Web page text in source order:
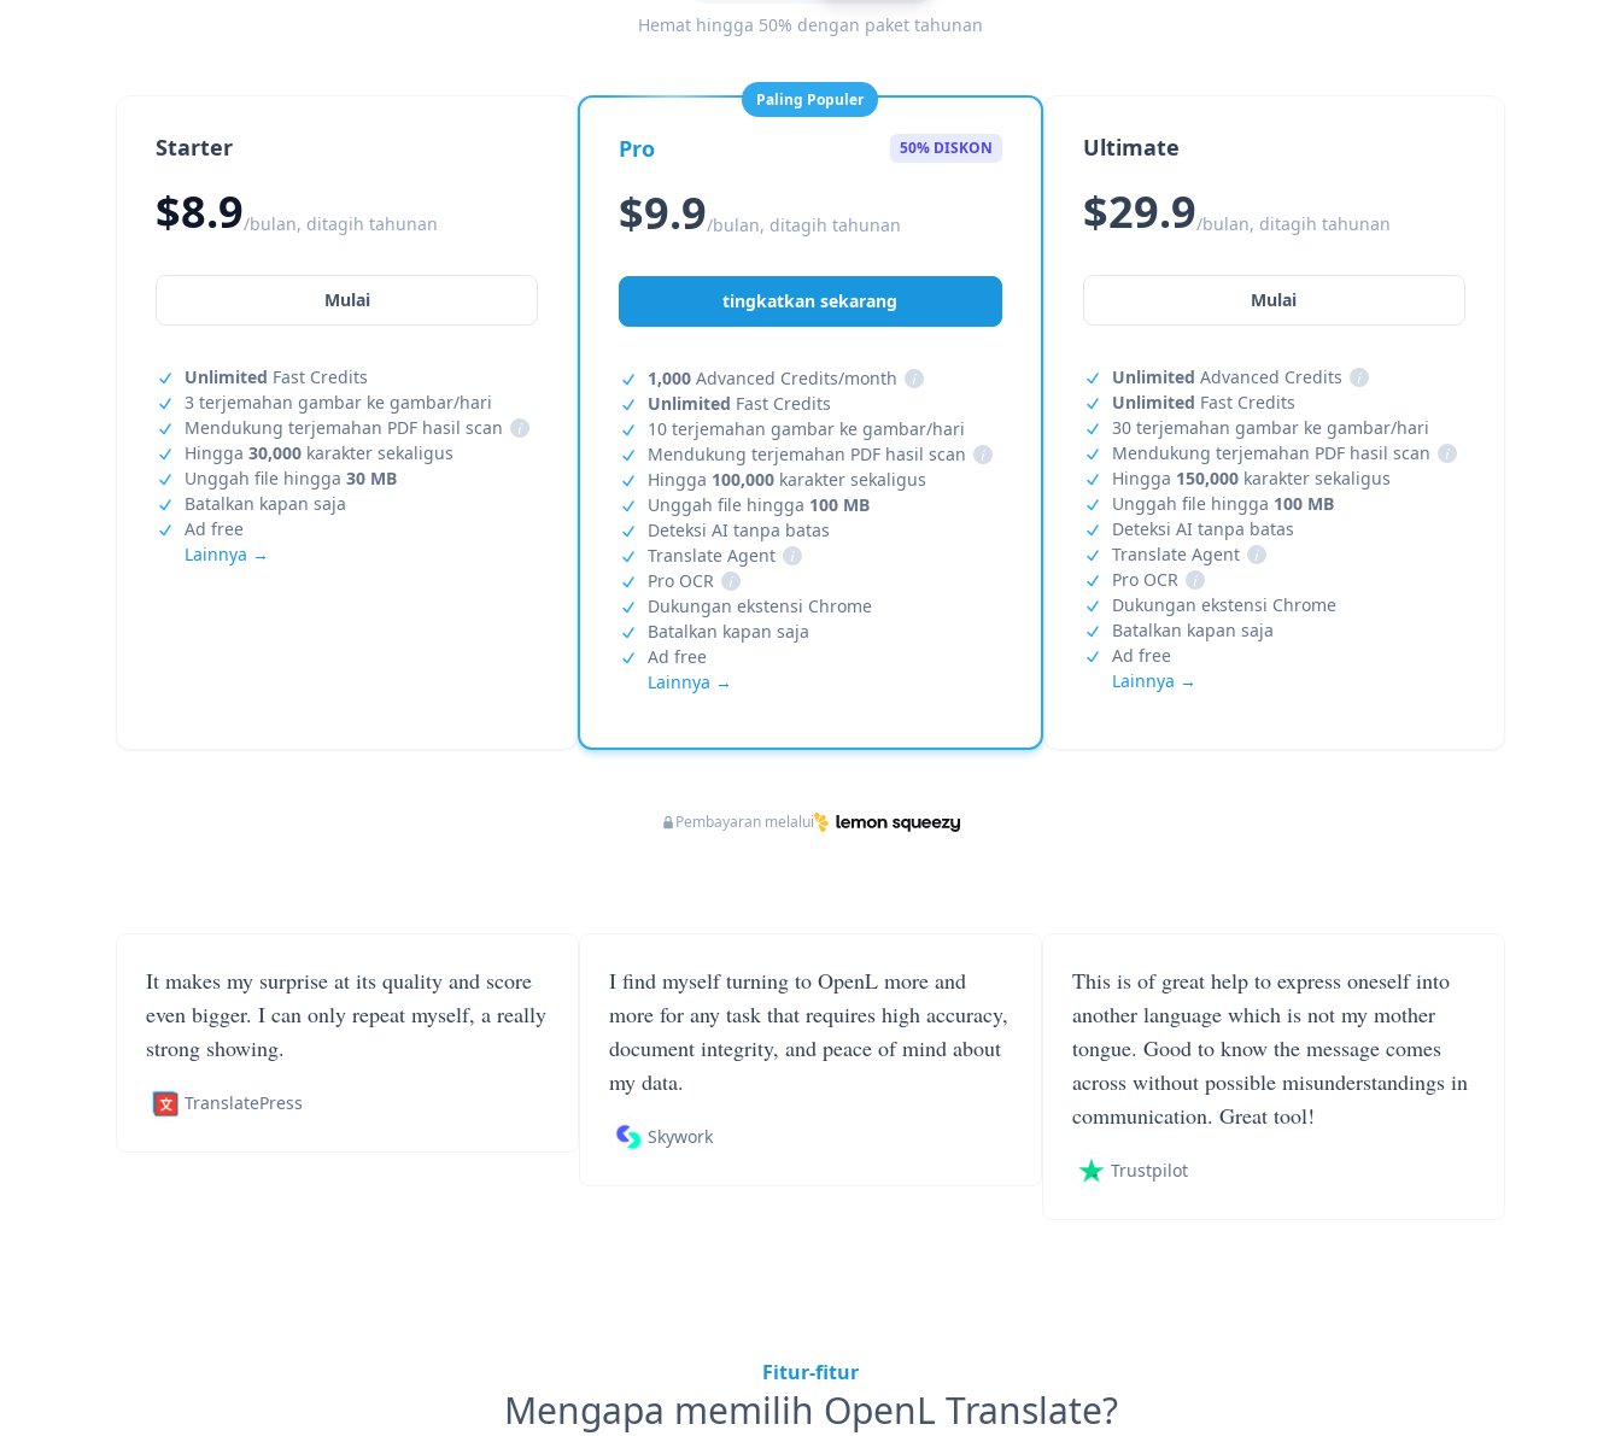
Hemat hingga 50% dengan paket tahunan
Starter
$8.9/bulan, ditagih tahunan
Mulai
Unlimited Fast Credits
3 terjemahan gambar ke gambar/hari
Mendukung terjemahan PDF hasil scan
i
Hingga 30,000 karakter sekaligus
Unggah file hingga 30 MB
Batalkan kapan saja
Ad free
Lainnya →
Paling Populer
Pro 50% DISKON
$9.9/bulan, ditagih tahunan
tingkatkan sekarang
1,000 Advanced Credits/month
i
Unlimited Fast Credits
10 terjemahan gambar ke gambar/hari
Mendukung terjemahan PDF hasil scan
i
Hingga 100,000 karakter sekaligus
Unggah file hingga 100 MB
Deteksi AI tanpa batas
Translate Agent
i
Pro OCR
i
Dukungan ekstensi Chrome
Batalkan kapan saja
Ad free
Lainnya →
Ultimate
$29.9/bulan, ditagih tahunan
Mulai
Unlimited Advanced Credits
i
Unlimited Fast Credits
30 terjemahan gambar ke gambar/hari
Mendukung terjemahan PDF hasil scan
i
Hingga 150,000karakter sekaligus
Unggah file hingga 100 MB
Deteksi AI tanpa batas
Translate Agent
i
Pro OCR
i
Dukungan ekstensi Chrome
Batalkan kapan saja
Ad free
Lainnya →
Pembayaran melalui
It makes my surprise at its quality and score
even bigger. I can only repeat myself, a really
strong showing.
TranslatePress
I find myself turning to OpenL more and
more for any task that requires high accuracy,
document integrity, and peace of mind about
my data.
Skywork
This is of great help to express oneself into
another language which is not my mother
tongue. Good to know the message comes
across without possible misunderstandings in
communication. Great tool!
Trustpilot
Fitur-fitur
Mengapa memilih OpenL Translate?